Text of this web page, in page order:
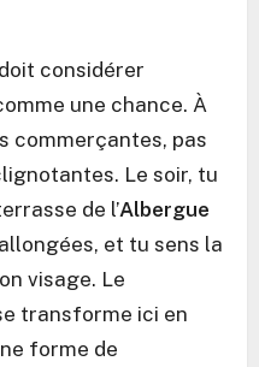
considérer
une chance. À
commerçantes, pas
Le soir, tu
de l’Albergue
et tu sens la
visage. Le
transforme ici en
forme de